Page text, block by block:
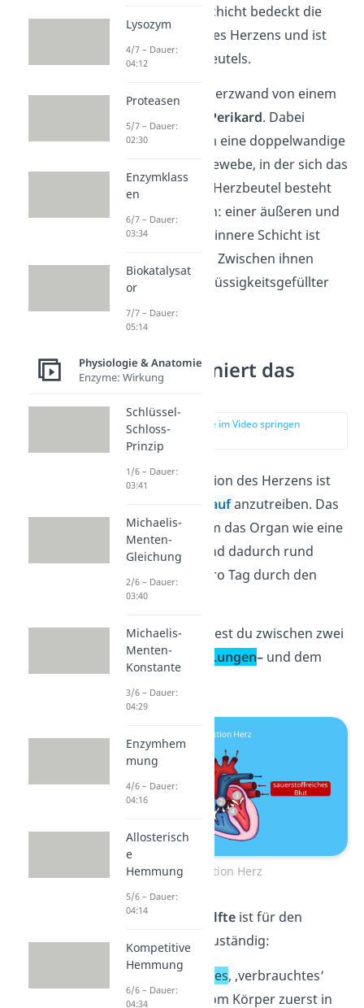
Die Schicht bedeckt die
Außenfläche des Herzens und ist
Teil des Herzbeutels.
Umgeben ist die Herzwand von einem
Perikard. Dabei
handelt es sich um eine doppelwandige
‚Hülle‘ aus Bindegewebe, in der sich das
Herz bewegt. Der Herzbeutel besteht
aus zwei Schichten: einer äußeren und
einer inneren. Die innere Schicht ist
dabei das Epikard. Zwischen ihnen
befindet sich ein flüssigkeitsgefüllter
Raum.
Wie funktioniert das
zur Stelle im Video springen
Die zentrale Funktion des Herzens ist
Blutkreislaufanzutreiben. Das
funktioniert, indem das Organ wie eine
Pumpe arbeitet und dadurch rund
10.000 Liter Blut pro Tag durch den
Körper bewegt.
Dabei unterscheidest du zwischen zwei
Kreisläufen: dem
Lungen– und dem
Funktion Herz
rechte Herzhälfte ist für den
Lungenkreislauf
zuständig:
Sauerstoffarmes, ‚verbrauchtes‘
Blut gelangt vom Körper zuerst in
Lysozym
4/7 – Dauer:
04:12
Proteasen
5/7 – Dauer:
02:30
Enzymklass
en
6/7 – Dauer:
03:34
Biokatalysat
or
7/7 – Dauer:
05:14
Physiologie & Anatomie
Enzyme: Wirkung
Schlüssel-
Schloss-
Prinzip
1/6 – Dauer:
03:41
Michaelis-
Menten-
Gleichung
2/6 – Dauer:
03:40
Michaelis-
Menten-
Konstante
3/6 – Dauer:
04:29
Enzymhem
mung
4/6 – Dauer:
04:16
Allosterisch
e
Hemmung
5/6 – Dauer:
04:14
Kompetitive
Hemmung
6/6 – Dauer:
04:34